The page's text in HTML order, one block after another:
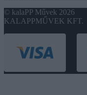
© kalaPP Művek 2026
KALAPPMŰVEK KFT.